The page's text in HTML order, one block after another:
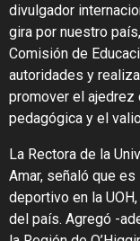
divulgador
gira por nuestro
Comisión de
autoridades y
promover el ajedrez
pedagógica y el
La Rectora de la
Amar, señaló que
deportivo en la
del país. Agregó -